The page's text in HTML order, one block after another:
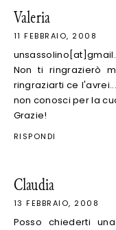
Valeria
11 FEBBRAIO, 2008
Non ti ringrazierò
ringraziarti ce
non conosci per la
Grazie!
RISPONDI
Claudia
13 FEBBRAIO, 2008
Posso chiederti